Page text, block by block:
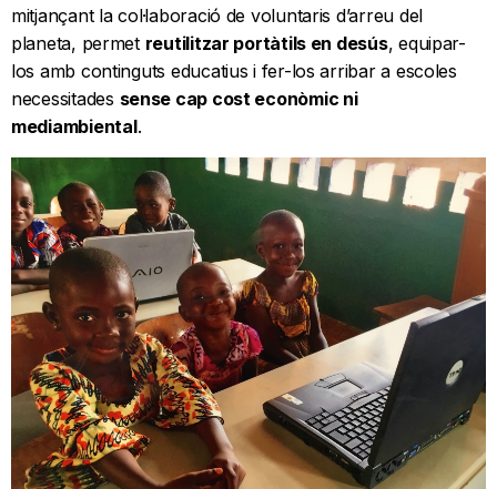
mitjançant la col·laboració de voluntaris d’arreu del
planeta, permet reutilitzar portàtils en desús, equipar-
los amb continguts educatius i fer-los arribar a escoles
necessitades sense cap cost econòmic ni
mediambiental.